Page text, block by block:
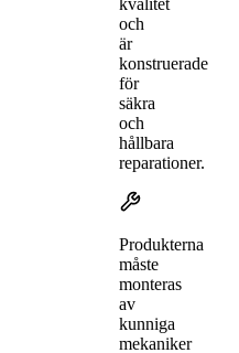
och
är
konstruerade
för
säkra
och
hållbara
reparationer.
Produkterna
måste
monteras
av
kunniga
mekaniker